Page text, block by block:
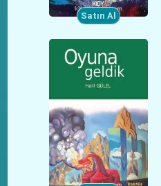
Satın Al